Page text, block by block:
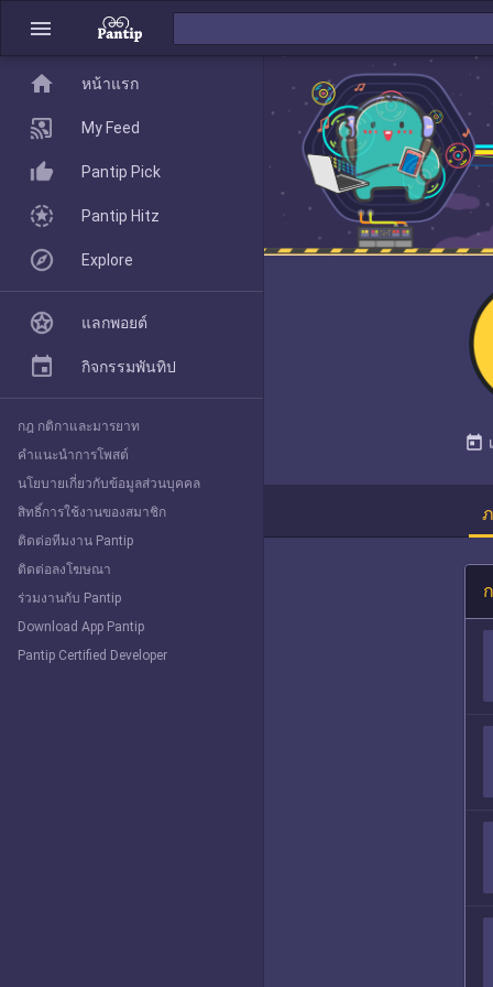
menu
today
home
Pantip Pick
Explore
home หน้าแรก
My Feed
Pantip Pick
Pantip Hitz
Explore
แลกพอยต์
กิจกรรมพันทิป
กฎ กติกาและมารยาท
คำแนะนำการโพสต์
นโยบายเกี่ยวกับข้อมูลส่วนบุคคล
สิทธิ์การใช้งานของสมาชิก
ติดต่อทีมงาน Pantip
ติดต่อลงโฆษณา
ร่วมงานกับ Pantip
Download App Pantip
Pantip Certified Developer